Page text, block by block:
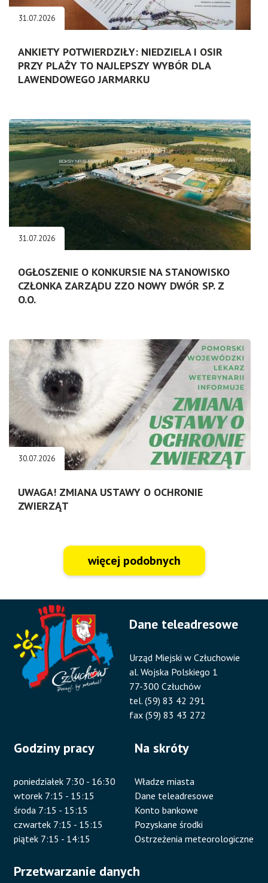
31.07.2026
ANKIETY POTWIERDZIŁY: NIEDZIELA I OSIR
PRZY PLAŻY TO NAJLEPSZY WYBÓR DLA
LAWENDOWEGO JARMARKU
31.07.2026
OGŁOSZENIE O KONKURSIE NA STANOWISKO
CZŁONKA ZARZĄDU ZZO NOWY DWÓR SP. Z
O.O.
30.07.2026
UWAGA! ZMIANA USTAWY O OCHRONIE
ZWIERZĄT
więcej podobnych
Dane teleadresowe
Urząd Miejski w Człuchowie
al. Wojska Polskiego 1
77-300 Człuchów
tel. (59) 83 42 291
fax (59) 83 43 272
Godziny pracy
poniedziałek 7:30 - 16:30
wtorek 7:15 - 15:15
środa 7:15 - 15:15
czwartek 7:15 - 15:15
piątek 7:15 - 14:15
Na skróty
Władze miasta
Dane teleadresowe
Konto bankowe
Pozyskane środki
Ostrzeżenia meteorologiczne
Przetwarzanie danych